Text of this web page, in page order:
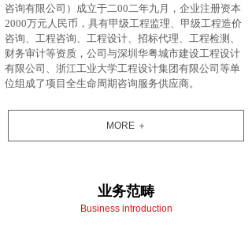
咨询有限公司）成立于二00二年九月，企业注册资本
2000万元人民币，具有甲级工程监理、甲级工程造价
咨询、工程咨询、工程设计、招标代理、工程检测、
财务审计等资质，公司与深圳华粤城市建设工程设计
有限公司、浙江工业大学工程设计集团有限公司 等单
位组成了项目全生命周期咨询服务供应商。
MORE ＋
业务范畴
Business introduction